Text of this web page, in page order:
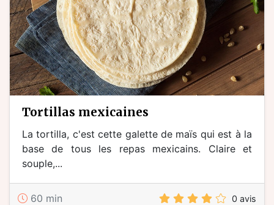
tortillas mexicaines
La tortilla, c'est cette galette de maïs qui est à la
base de tous les repas mexicains. Claire et
souple,...
60 min 0 avis